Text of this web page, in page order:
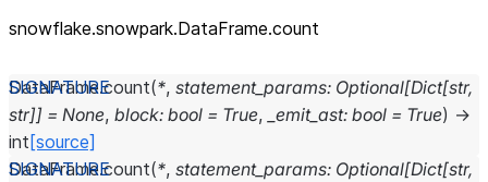
snowflake.snowpark.DataFrame.count
DataFrame.count(*, statement_params: Optional[Dict[str,
str]] = None, block: bool = True, _emit_ast: bool = True) →
int [source]
DataFrame.count(*, statement_params: Optional[Dict[str,